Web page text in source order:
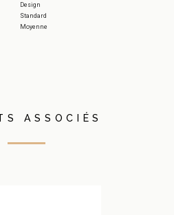
Design
Standard
Moyenne
ASSOCIÉS